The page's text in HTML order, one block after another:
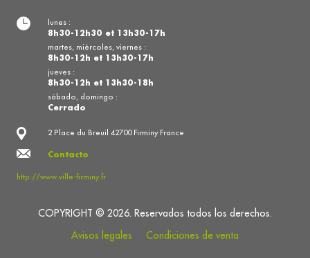
2 Place du Breuil 42700 Firminy France
Contacto
http://www.ville-firminy.fr
lunes :
8h30-12h30 et 13h30-17h
martes, miércoles, viernes :
8h30-12h et 13h30-17h
jueves :
8h30-12h et 13h30-18h
sábado, domingo :
Cerrado
COPYRIGHT © 2026. Reservados todos los derechos.
Avisos legales
Condiciones de venta